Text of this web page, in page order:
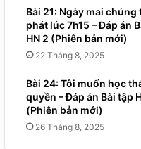
Bài 21: Ngày mai chúng
phát lúc 7h15 – Đáp án
HN 2 (Phiên bản mới)
22 Tháng 8, 2025
Bài 24: Tôi muốn học
quyền – Đáp án Bài tập
(Phiên bản mới)
26 Tháng 8, 2025